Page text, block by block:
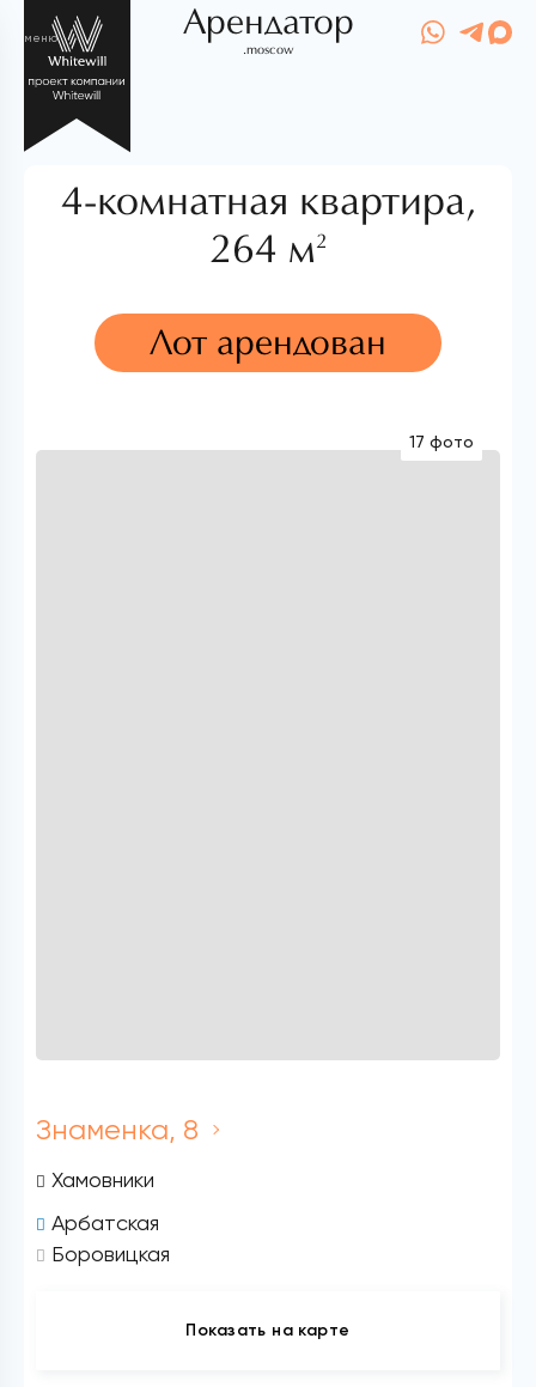
меню Арендатор
.moscow
4-комнатная квартира,
264 м2
Лот арендован
17 фото
Знаменка, 8
Хамовники
Арбатская
Боровицкая
Показать на карте